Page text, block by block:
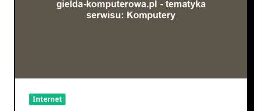
Internet